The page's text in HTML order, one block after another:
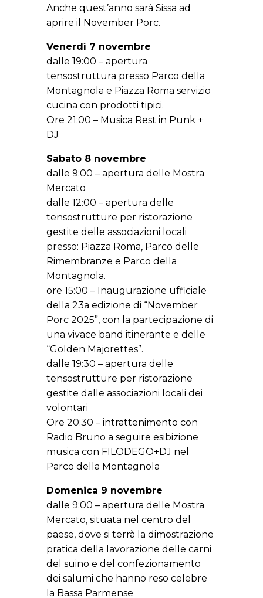
Anche quest’anno sarà Sissa ad
aprire il November Porc.
Venerdì 7 novembre
dalle 19:00 – apertura
tensostruttura presso Parco della
Montagnola e Piazza Roma servizio
cucina con prodotti tipici.
Ore 21:00 – Musica Rest in Punk +
DJ
Sabato 8 novembre
dalle 9:00 – apertura delle Mostra
Mercato
dalle 12:00 – apertura delle
tensostrutture per ristorazione
gestite delle associazioni locali
presso: Piazza Roma, Parco delle
Rimembranze e Parco della
Montagnola.
ore 15:00 – Inaugurazione ufficiale
della 23a edizione di “November
Porc 2025”, con la partecipazione di
una vivace band itinerante e delle
“Golden Majorettes”.
dalle 19:30 – apertura delle
tensostrutture per ristorazione
gestite dalle associazioni locali dei
volontari
Ore 20:30 – intrattenimento con
Radio Bruno a seguire esibizione
musica con FILODEGO+DJ nel
Parco della Montagnola
Domenica 9 novembre
dalle 9:00 – apertura delle Mostra
Mercato, situata nel centro del
paese, dove si terrà la dimostrazione
pratica della lavorazione delle carni
del suino e del confezionamento
dei salumi che hanno reso celebre
la Bassa Parmense